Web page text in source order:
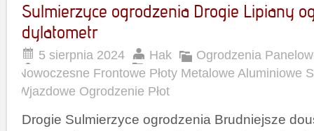
Sulmierzyce ogrodzenia Drogie Lipiany
dylatometr
5 sierpnia 2024 Hak
Ogrodzenia
Nowoczesne Frontowe Płoty Metalowe Aluminiowe
Wjazdowe Ogrodzenie Płot
Drogie Sulmierzyce ogrodzenia Brudniejsze